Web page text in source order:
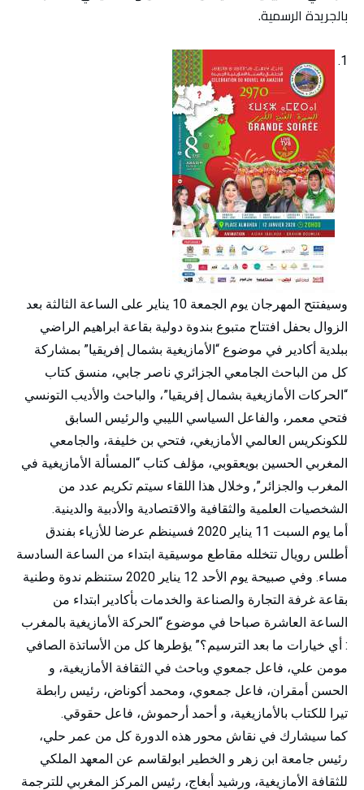
بالجريدة الرسمية.
وسيفتتح المهرجان يوم الجمعة 10 يناير على الساعة الثالثة بعد
الزوال بحفل افتتاح متبوع بندوة دولية بقاعة ابراهيم الراضي
ببلدية أكادير في موضوع “الأمازيغية بشمال إفريقيا” بمشاركة
كل من الباحث الجامعي الجزائري ناصر جابي، منسق كتاب
“الحركات الأمازيغية بشمال إفريقيا”، والباحث والأديب التونسي
فتحي معمر، والفاعل السياسي الليبي والرئيس السابق
للكونكريس العالمي الأمازيغي، فتحي بن خليفة، والجامعي
المغربي الحسين بويعقوبي، مؤلف كتاب “المسألة الأمازيغية في
المغرب والجزائر”, وخلال هذا اللقاء سيتم تكريم عدد من
الشخصيات العلمية والثقافية والاقتصادية والأدبية والدينية.
أما يوم السبت 11 يناير 2020 فسينظم عرضا للأزياء بفندق
أطلس رويال تتخلله مقاطع موسيقية ابتداء من الساعة السادسة
مساء. وفي صبيحة يوم الأحد 12 يناير 2020 ستنظم ندوة وطنية
بقاعة غرفة التجارة والصناعة والخدمات بأكادير ابتداء من
الساعة العاشرة صباحا في موضوع “الحركة الأمازيغية بالمغرب
: أي خيارات ما بعد الترسيم؟” يؤطرها كل من الأساتذة الصافي
مومن علي، فاعل جمعوي وباحث في الثقافة الأمازيغية، و
الحسن أمقران، فاعل جمعوي، ومحمد أكوناض، رئيس رابطة
تيرا للكتاب بالأمازيغية، و أحمد أرحموش، فاعل حقوقي.
كما سيشارك في نقاش محور هذه الدورة كل من عمر حلي،
رئيس جامعة ابن زهر و الخطير ابولقاسم عن المعهد الملكي
للثقافة الأمازيغية، ورشيد أبغاج، رئيس المركز المغربي للترجمة